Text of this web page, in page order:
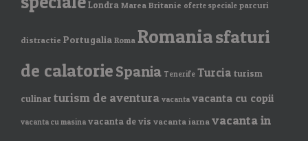
Londra Marea Britanie oferte speciale parcuri
distractie Portugalia Roma Romaniasfaturi
de calatorieSpania Tenerife Turcia turism
culinar turism de aventura vacanta vacanta cu copii
vacanta cu masina vacanta de vis vacanta iarna vacanta in